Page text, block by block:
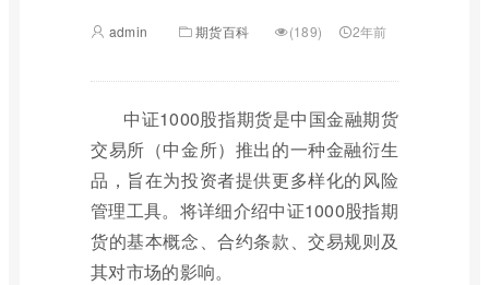
admin 期货百科 (189) 2年前
中证1000股指期货是中国金融期货
交易所（中金所）推出的一种金融衍生
品，旨在为投资者提供更多样化的风险
管理工具。将详细介绍中证1000股指期
货的基本概念、合约条款、交易规则及
其对市场的影响。